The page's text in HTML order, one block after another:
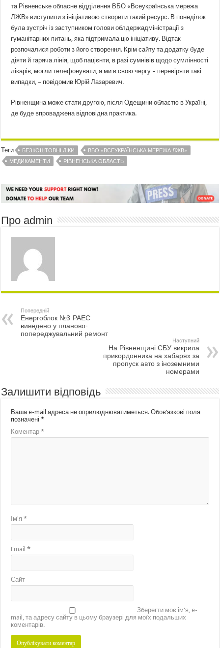
та Рівненське обласне відділення ВБО «Всеукраїнська мережа
ЛЖВ» виступили з ініціативою створити такий ресурс. В понеділок
була зустріч із заступником голови облдержадміністрації з
гуманітарних питань, яка підтримала цю ініціативу. Відтак
розпочалися роботи з його створення. Крім сайту та додатку буде
діяти й гаряча лінія, щоб пацієнти, в разі сумнівів щодо сумлінності
лікарів, могли телефонувати, а ми в свою чергу – перевіряти такі
випадки, – повідомив Юрій Лазаревич.
Рівненщина може стати другою, після Одещини областю в Україні,
де буде впроваджена відповідна практика.
Теги БЕЗКОШТОВНІ ЛІКИ
ВБО «ВСЕУКРАЇНСЬКА МЕРЕЖА ЛЖВ»
МЕДИКАМЕНТИ
РІВНЕНСЬКА ОБЛАСТЬ
Про admin
Попередній
Енергоблок №3 РАЕС
виведено у планово-
попереджувальний ремонт
Наступний
На Рівненщині СБУ викрила
прикордонника на хабарях за
пропуск авто з іноземними
номерами
Залишити відповідь
Ваша e-mail адреса не оприлюднюватиметься. Обов’язкові поля
позначені*
Коментар*
Ім'я*
Email*
Сайт
Зберегти моє ім'я, e-
mail, та адресу сайту в цьому браузері для моїх подальших
коментарів.